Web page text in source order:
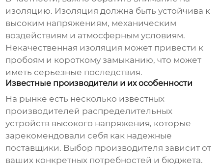
изоляцию. Изоляция должна быть устойчива к
высоким напряжениям, механическим
воздействиям и атмосферным условиям.
Некачественная изоляция может привести к
пробоям и короткому замыканию, что может
иметь серьезные последствия.
Известные производители и их особенности
На рынке есть несколько известных
производителей распределительных
устройств высокого напряжения, которые
зарекомендовали себя как надежные
поставщики. Выбор производителя зависит от
ваших конкретных потребностей и бюджета.